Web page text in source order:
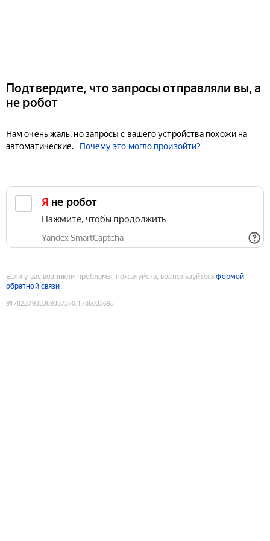
Подтвердите, что запросы отправляли вы, а
не робот
Нам очень жаль, но запросы с вашего устройства похожи на
автоматические.
Почему это могло произойти?
Я не робот
Нажмите, чтобы продолжить
Yandex SmartCaptcha
Если у вас возникли проблемы, пожалуйста, воспользуйтесьформой
обратной связи
9178227933369387370:1786033695